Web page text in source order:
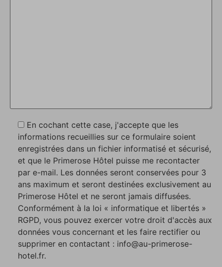
En cochant cette case, j'accepte que les
informations recueillies sur ce formulaire soient
enregistrées dans un fichier informatisé et sécurisé,
et que le Primerose Hôtel puisse me recontacter
par e-mail. Les données seront conservées pour 3
ans maximum et seront destinées exclusivement au
Primerose Hôtel et ne seront jamais diffusées.
Conformément à la loi « informatique et libertés »
RGPD, vous pouvez exercer votre droit d'accès aux
données vous concernant et les faire rectifier ou
supprimer en contactant : info@au-primerose-
hotel.fr.